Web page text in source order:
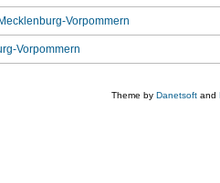
Vorpommern
Vorpommern
Theme by Danetsoft and